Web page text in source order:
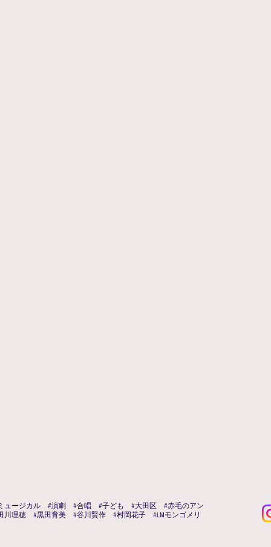
ュージカル #演劇 #合唱 #子ども #大田区 #赤毛のアン
川理穂 #黒田育美 #谷川賢作 #村岡花子 #LMモンゴメリ